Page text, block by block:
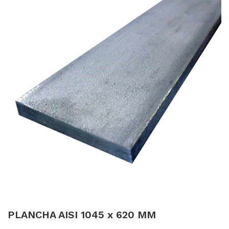
PLANCHA AISI 1045 x 620 MM